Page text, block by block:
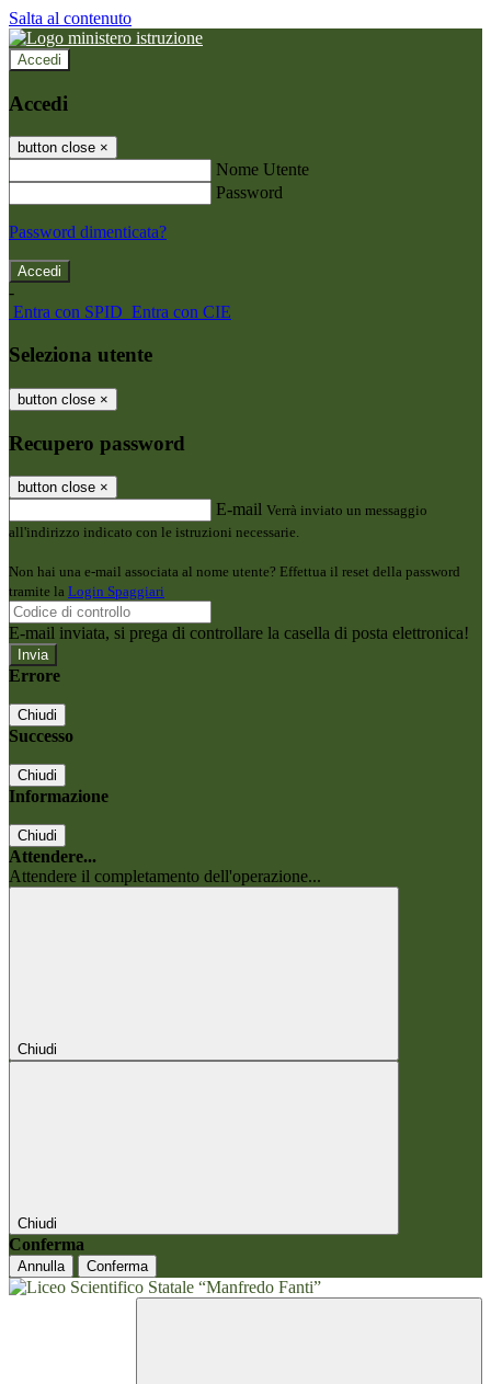
Salta al contenuto
Accedi
Accedi
button close ×
Nome Utente
Password
Password dimenticata?
-
Entra con SPID Entra con CIE
Seleziona utente
button close ×
Recupero password
button close ×
E-mail Verrà inviato un messaggio
all'indirizzo indicato con le istruzioni necessarie.
Non hai una e-mail associata al nome utente? Effettua il reset della password
tramite la Login Spaggiari
E-mail inviata, si prega di controllare la casella di posta elettronica!
Errore
Chiudi
Successo
Chiudi
Informazione
Chiudi
Attendere...
Attendere il completamento dell'operazione...
Chiudi
Chiudi
Conferma
Annulla Conferma